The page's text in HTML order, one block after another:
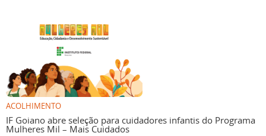
ACOLHIMENTO
IF Goiano abre seleção para cuidadores infantis do Programa
Mulheres Mil – Mais Cuidados